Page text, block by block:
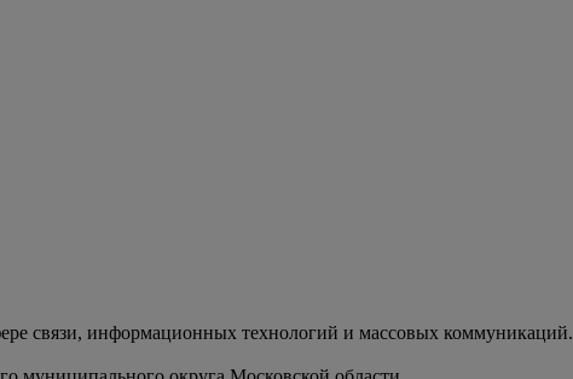
связи, информационных технологий и массовых коммуникаций.